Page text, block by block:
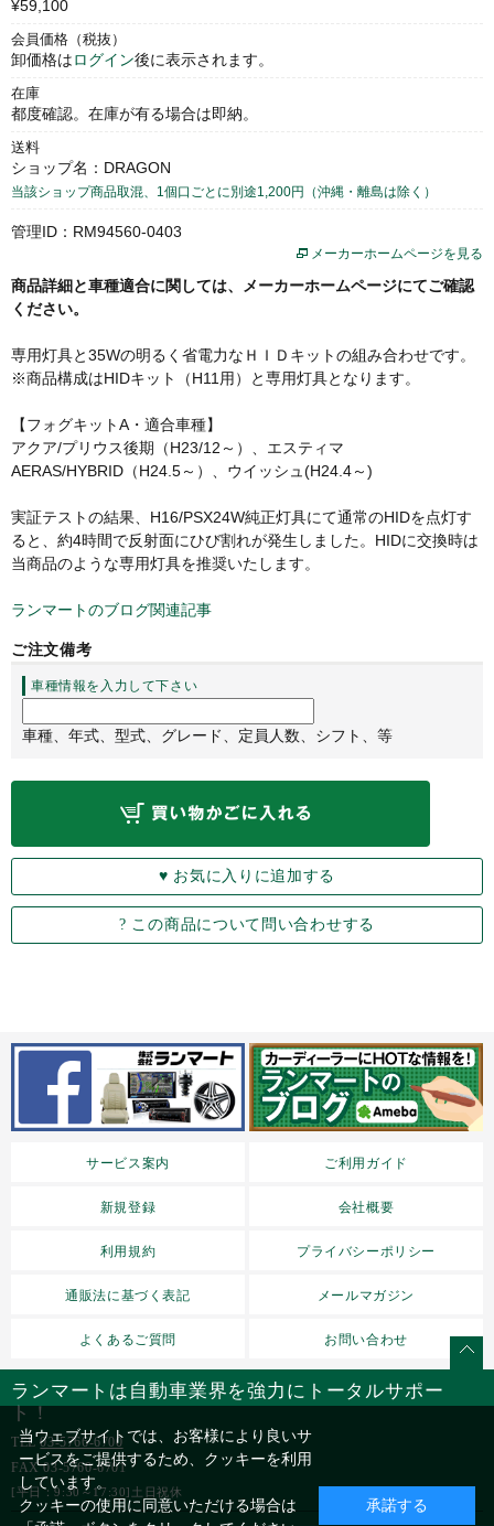
¥59,100
会員価格（税抜）
卸価格はログイン後に表示されます。
在庫
都度確認。在庫が有る場合は即納。
送料
ショップ名：DRAGON
当該ショップ商品取混、1個口ごとに別途1,200円（沖縄・離島は除く）
管理ID：RM94560-0403
メーカーホームページを見る
商品詳細と車種適合に関しては、メーカーホームページにてご確認
ください。
専用灯具と35Wの明るく省電力なＨＩＤキットの組み合わせです。
※商品構成はHIDキット（H11用）と専用灯具となります。
【フォグキットA・適合車種】
アクア/プリウス後期（H23/12～）、エスティマ
AERAS/HYBRID（H24.5～）、ウイッシュ(H24.4～)
実証テストの結果、H16/PSX24W純正灯具にて通常のHIDを点灯す
ると、約4時間で反射面にひび割れが発生しました。HIDに交換時は
当商品のような専用灯具を推奨いたします。
ランマートのブログ関連記事
ご注文備考
車種情報を入力して下さい
車種、年式、型式、グレード、定員人数、シフト、等
サービス案内 ご利用ガイド
新規登録 会社概要
利用規約 プライバシーポリシー
通販法に基づく表記 メールマガジン
よくあるご質問 お問い合わせ
ランマートは自動車業界を強力にトータルサポー
ト！
TEL03-5766-6700
FAX 03-5760-6701
[平日：9:30～17:30]土日祝休
当ウェブサイトでは、お客様により良いサ
ービスをご提供するため、クッキーを利用
しています。
クッキーの使用に同意いただける場合は
承諾する